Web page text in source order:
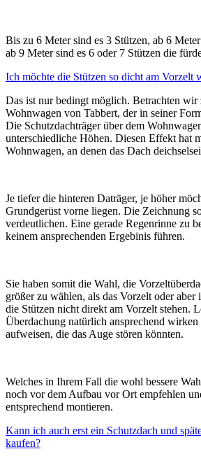
Bis zu 6 Meter sind es 3 Stützen, ab 6
ab 9 Meter sind es 6 oder 7 Stützen die
Ich möchte die Stützen so dicht am Vorzelt
Das ist nur bedingt möglich. Betrachten wir
Wohnwagen von Tabbert, der in seiner
Die Schutzdachträger über dem
unterschiedliche Höhen. Diesen Effekt hat
Wohnwagen, an denen das Dach
Je tiefer die hinteren Daträger, je höher
Grundgerüst vorne liegen. Die Zeichnung
verdeutlichen. Eine gerade Regenrinne zu
keinem ansprechenden Ergebinis führen.
Sie haben somit die Wahl, die
größer zu wählen, als das Vorzelt oder aber
die Stützen nicht direkt am Vorzelt stehen.
Überdachung natürlich ansprechend
aufweisen, die das Auge stören könnten.
Welches in Ihrem Fall die wohl bessere
noch vor dem Aufbau vor Ort empfehlen
entsprechend montieren.
Kann ich auch erst ein Schutzdach und
kaufen?